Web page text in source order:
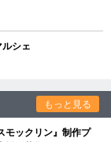
シェ
もっと見る
モックリン』制作プ